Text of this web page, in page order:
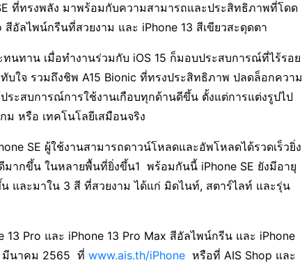
ทรงพลัง มาพร้อมกับความสามารถและประสิทธิภาพที่โดด
สีอัลไพน์กรีนที่สวยงาม และ iPhone 13 สีเขียวสะดุดตา
น เมื่อทำงานร่วมกับ iOS 15 ก็มอบประสบการณ์ที่ไร้รอย
บใจ รวมถึงชิพ A15 Bionic ที่ทรงประสิทธิภาพ ปลดล็อกความ
ะสบการณ์การใช้งานเกือบทุกด้านดีขึ้น ตั้งแต่การแต่งรูปไป
ม หรือ เทคโนโลยีเสมือนจริง
ผู้ใช้งานสามารถดาวน์โหลดและอัพโหลดได้รวดเร็วยิ่ง
ากขึ้น ในหลายพื้นที่ยิ่งขึ้น1 พร้อมกันนี้ iPhone SE ยังมีอายุ
และมาใน 3 สี ที่สวยงาม ได้แก่ มิดไนท์, สตาร์ไลท์ และรุ่น
และ iPhone 13 Pro Max สีอัลไพน์กรีน และ iPhone
มีนาคม 2565 ที่ www.ais.th/iPhone หรือที่ AIS Shop และ